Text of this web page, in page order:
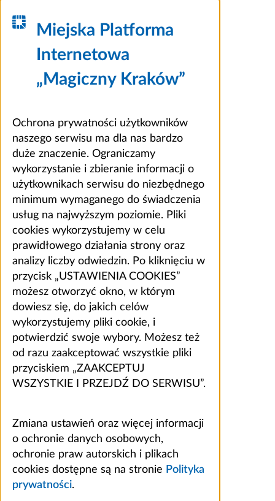
Miejska Platforma
Internetowa
„Magiczny Kraków”
Ochrona prywatności użytkowników
naszego serwisu ma dla nas bardzo
duże znaczenie. Ograniczamy
wykorzystanie i zbieranie informacji o
użytkownikach serwisu do niezbędnego
minimum wymaganego do świadczenia
usług na najwyższym poziomie. Pliki
cookies wykorzystujemy w celu
prawidłowego działania strony oraz
analizy liczby odwiedzin. Po kliknięciu w
przycisk „USTAWIENIA COOKIES”
możesz otworzyć okno, w którym
dowiesz się, do jakich celów
wykorzystujemy pliki cookie, i
potwierdzić swoje wybory. Możesz też
od razu zaakceptować wszystkie pliki
przyciskiem „ZAAKCEPTUJ
WSZYSTKIE I PRZEJDŹ DO SERWISU”.
Zmiana ustawień oraz więcej informacji
o ochronie danych osobowych,
ochronie praw autorskich i plikach
cookies dostępne są na stronie Polityka
prywatności.